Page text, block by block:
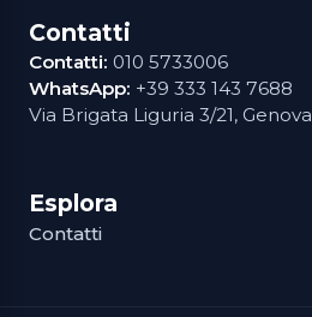
Contatti
Contatti: 010 5733006
WhatsApp: +39 333 143 7688
Via Brigata Liguria 3/21, Genova
Esplora
Contatti